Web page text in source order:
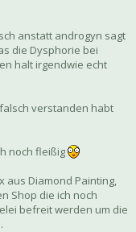
anstatt androgyn sagt
die Dysphorie bei
halt irgendwie echt
verstanden habt
noch fleißig
aus Diamond Painting,
Shop die ich noch
befreit werden um die